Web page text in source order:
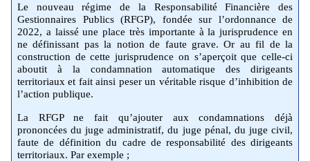
Le nouveau régime de la Responsabilité Financière des
Gestionnaires Publics (RFGP), fondée sur l’ordonnance de
2022, a laissé une place très importante à la jurisprudence en
ne définissant pas la notion de faute grave. Or au fil de la
construction de cette jurisprudence on s’aperçoit que celle-ci
aboutit à la condamnation automatique des dirigeants
territoriaux et fait ainsi peser un véritable risque d’inhibition de
l’action publique.
La RFGP ne fait qu’ajouter aux condamnations déjà
prononcées du juge administratif, du juge pénal, du juge civil,
faute de définition du cadre de responsabilité des dirigeants
territoriaux. Par exemple ;